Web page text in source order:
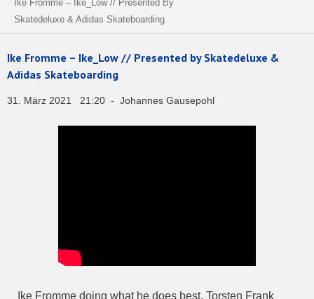
Ike Fromme – Ike_Low // Presented By
Skatedeluxe & Adidas Skateboarding
Ike Fromme – Ike_Low // Presented by Skatedeluxe &
Adidas Skateboarding
31. März 2021 21:20 - Johannes Gausepohl
Ike Fromme doing what he does best. Torsten Frank